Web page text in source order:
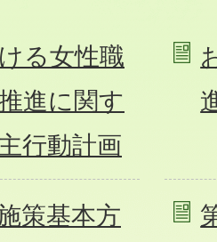
る女性職
進に関す
行動計画
策基本方